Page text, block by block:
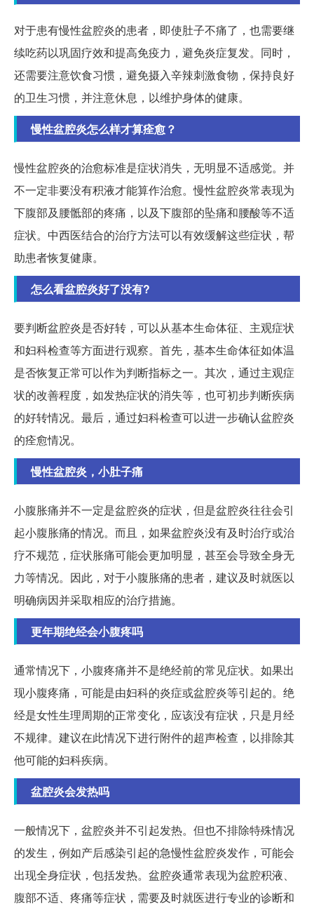
对于患有慢性盆腔炎的患者，即使肚子不痛了，也需要继
续吃药以巩固疗效和提高免疫力，避免炎症复发。同时，
还需要注意饮食习惯，避免摄入辛辣刺激食物，保持良好
的卫生习惯，并注意休息，以维护身体的健康。
慢性盆腔炎怎么样才算痊愈？
慢性盆腔炎的治愈标准是症状消失，无明显不适感觉。并
不一定非要没有积液才能算作治愈。慢性盆腔炎常表现为
下腹部及腰骶部的疼痛，以及下腹部的坠痛和腰酸等不适
症状。中西医结合的治疗方法可以有效缓解这些症状，帮
助患者恢复健康。
怎么看盆腔炎好了没有?
要判断盆腔炎是否好转，可以从基本生命体征、主观症状
和妇科检查等方面进行观察。首先，基本生命体征如体温
是否恢复正常可以作为判断指标之一。其次，通过主观症
状的改善程度，如发热症状的消失等，也可初步判断疾病
的好转情况。最后，通过妇科检查可以进一步确认盆腔炎
的痊愈情况。
慢性盆腔炎，小肚子痛
小腹胀痛并不一定是盆腔炎的症状，但是盆腔炎往往会引
起小腹胀痛的情况。而且，如果盆腔炎没有及时治疗或治
疗不规范，症状胀痛可能会更加明显，甚至会导致全身无
力等情况。因此，对于小腹胀痛的患者，建议及时就医以
明确病因并采取相应的治疗措施。
更年期绝经会小腹疼吗
通常情况下，小腹疼痛并不是绝经前的常见症状。如果出
现小腹疼痛，可能是由妇科的炎症或盆腔炎等引起的。绝
经是女性生理周期的正常变化，应该没有症状，只是月经
不规律。建议在此情况下进行附件的超声检查，以排除其
他可能的妇科疾病。
盆腔炎会发热吗
一般情况下，盆腔炎并不引起发热。但也不排除特殊情况
的发生，例如产后感染引起的急慢性盆腔炎发作，可能会
出现全身症状，包括发热。盆腔炎通常表现为盆腔积液、
腹部不适、疼痛等症状，需要及时就医进行专业的诊断和